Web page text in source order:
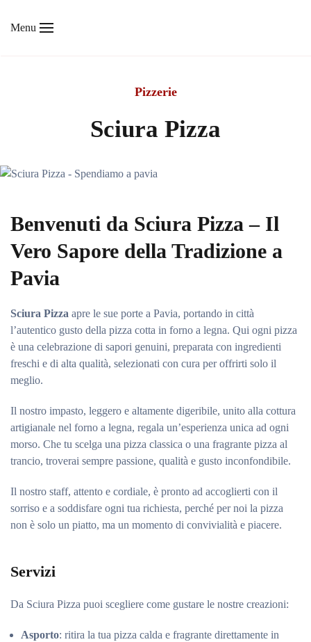
Menu
Pizzerie
Sciura Pizza
Benvenuti da Sciura Pizza – Il
Vero Sapore della Tradizione a
Pavia
Sciura Pizza apre le sue porte a Pavia, portando in città
l’autentico gusto della pizza cotta in forno a legna. Qui ogni pizza
è una celebrazione di sapori genuini, preparata con ingredienti
freschi e di alta qualità, selezionati con cura per offrirti solo il
meglio.
Il nostro impasto, leggero e altamente digeribile, unito alla cottura
artigianale nel forno a legna, regala un’esperienza unica ad ogni
morso. Che tu scelga una pizza classica o una fragrante pizza al
trancio, troverai sempre passione, qualità e gusto inconfondibile.
Il nostro staff, attento e cordiale, è pronto ad accoglierti con il
sorriso e a soddisfare ogni tua richiesta, perché per noi la pizza
non è solo un piatto, ma un momento di convivialità e piacere.
Servizi
Da Sciura Pizza puoi scegliere come gustare le nostre creazioni:
Asporto: ritira la tua pizza calda e fragrante direttamente in